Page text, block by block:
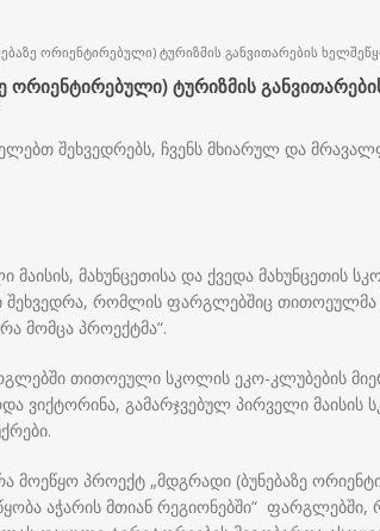
ორიენტირებული) ტურიზმის განვითარების
ორიენტირებული) ტურიზმის
შეხვედრებს, ჩვენს მხიარულ და
მახუნცეთისა და ქვედა მახუნცეთის
რომლის ფარგლებშიც თითოეულმა
მომცა პროექტმა“.
თითოეული სკოლის ეკო-კლუბების
ვიქტორინა, გამარჯვებულ პირველი მაისის
მოეწყო პროექტ „მდგრადი (ბუნებაზე
აჭარის მთიან რეგიონებში“